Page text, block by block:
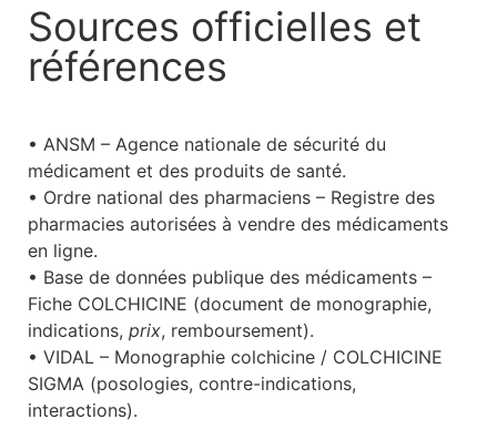
Sources officielles et
références
• ANSM – Agence nationale de sécurité du
médicament et des produits de santé.
• Ordre national des pharmaciens – Registre des
pharmacies autorisées à vendre des médicaments
en ligne.
• Base de données publique des médicaments –
Fiche COLCHICINE (document de monographie,
indications, prix, remboursement).
• VIDAL – Monographie colchicine / COLCHICINE
SIGMA (posologies, contre-indications,
interactions).